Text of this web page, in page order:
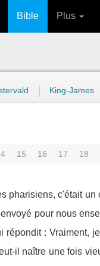
Bible Plus
King-James
15 16 17 18
pharisiens, c'était un
pour nous
répondit : Vraiment,
il naître une fois